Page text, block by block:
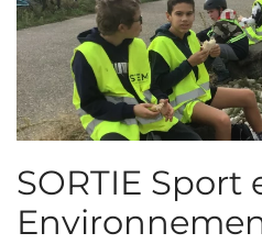
SORTIE Sport